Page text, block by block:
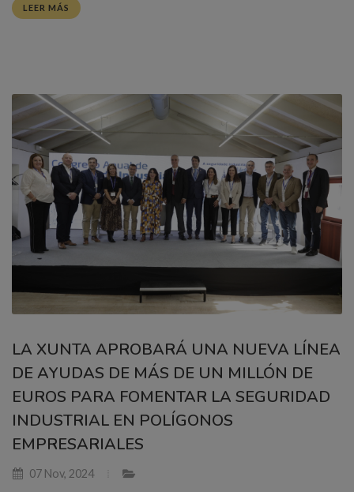
LEER MÁS
LA XUNTA APROBARÁ UNA NUEVA LÍNEA
DE AYUDAS DE MÁS DE UN MILLÓN DE
EUROS PARA FOMENTAR LA SEGURIDAD
INDUSTRIAL EN POLÍGONOS
EMPRESARIALES
07 Nov, 2024